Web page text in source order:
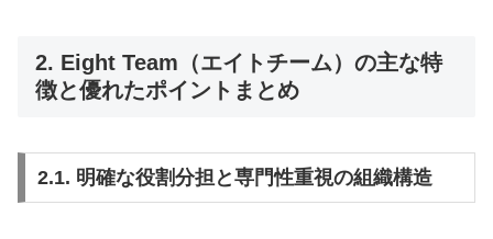
2. Eight Team（エイトチーム）の主な特
徴と優れたポイントまとめ
2.1. 明確な役割分担と専門性重視の組織構造